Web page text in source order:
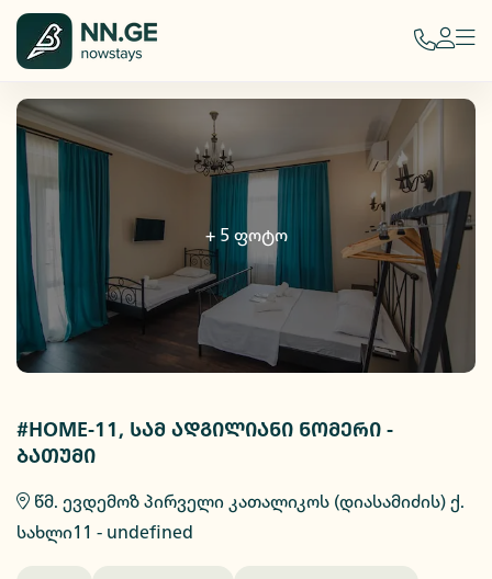
+ 5 ფოტო
#HOME-11, სამ ადგილიანი ნომერი -
ბათუმი
წმ. ევდემოზ პირველი კათალიკოს (დიასამიძის) ქ.
სახლი11 - undefined